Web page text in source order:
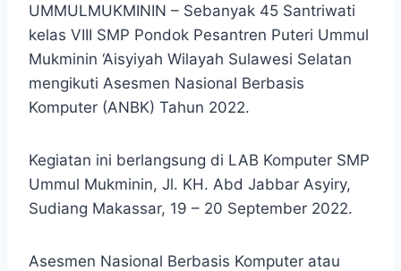
UMMULMUKMININ – Sebanyak 45 Santriwati
kelas VIII SMP Pondok Pesantren Puteri Ummul
Mukminin ‘Aisyiyah Wilayah Sulawesi Selatan
mengikuti Asesmen Nasional Berbasis
Komputer (ANBK) Tahun 2022.
Kegiatan ini berlangsung di LAB Komputer SMP
Ummul Mukminin, Jl. KH. Abd Jabbar Asyiry,
Sudiang Makassar, 19 – 20 September 2022.
Asesmen Nasional Berbasis Komputer atau